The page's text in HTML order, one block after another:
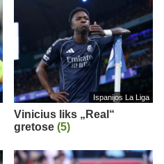
Ispanijos La Liga
Vinicius liks „Real“
gretose (5)